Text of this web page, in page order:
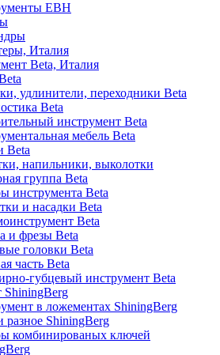
EBH
Италия
Beta, Италия
удлинители, переходники Beta
Beta
инструмент Beta
мебель Beta
Beta
напильники, выколотки
группа Beta
инструмента Beta
и насадки Beta
Beta
и фрезы Beta
головки Beta
часть Beta
губцевый инструмент Beta
ShiningBerg
в ложементах ShiningBerg
ShiningBerg
комбинированых ключей